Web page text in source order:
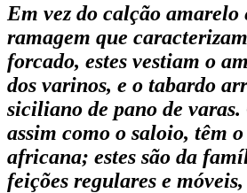
Em vez do calção amarelo
rama­gem que
forcado, estes vestiam o
dos varinos, e o tabardo
siciliano de pano de varas.
assim como o saloio, têm
africana; estes são da
feições regulares e